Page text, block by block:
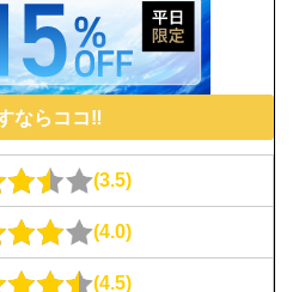
ならココ‼︎
3.5
4.0
4.5